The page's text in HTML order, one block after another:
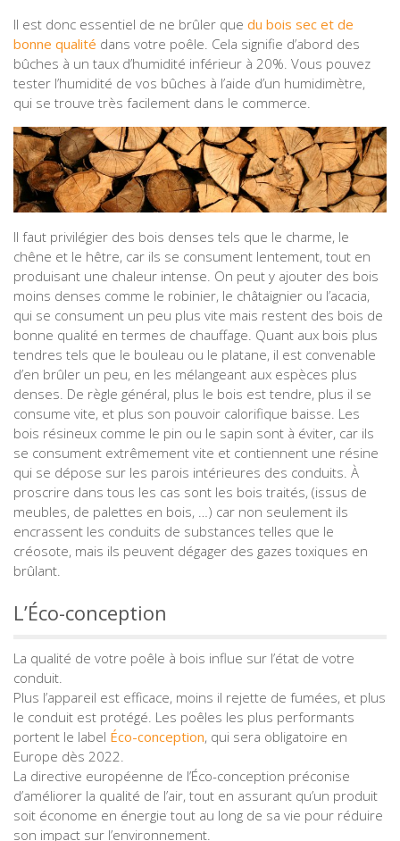
Il est donc essentiel de ne brûler que du bois sec et de
bonne qualité dans votre poêle. Cela signifie d’abord des
bûches à un taux d’humidité inférieur à 20%. Vous pouvez
tester l’humidité de vos bûches à l’aide d’un humidimètre,
qui se trouve très facilement dans le commerce.
Il faut privilégier des bois denses tels que le charme, le
chêne et le hêtre, car ils se consument lentement, tout en
produisant une chaleur intense. On peut y ajouter des bois
moins denses comme le robinier, le châtaignier ou l’acacia,
qui se consument un peu plus vite mais restent des bois de
bonne qualité en termes de chauffage. Quant aux bois plus
tendres tels que le bouleau ou le platane, il est convenable
d’en brûler un peu, en les mélangeant aux espèces plus
denses. De règle général, plus le bois est tendre, plus il se
consume vite, et plus son pouvoir calorifique baisse. Les
bois résineux comme le pin ou le sapin sont à éviter, car ils
se consument extrêmement vite et contiennent une résine
qui se dépose sur les parois intérieures des conduits. À
proscrire dans tous les cas sont les bois traités, (issus de
meubles, de palettes en bois, …) car non seulement ils
encrassent les conduits de substances telles que le
créosote, mais ils peuvent dégager des gazes toxiques en
brûlant.
L’Éco-conception
La qualité de votre poêle à bois influe sur l’état de votre
conduit.
Plus l’appareil est efficace, moins il rejette de fumées, et plus
le conduit est protégé. Les poêles les plus performants
portent le label Éco-conception, qui sera obligatoire en
Europe dès 2022.
La directive européenne de l’Éco-conception préconise
d’améliorer la qualité de l’air, tout en assurant qu’un produit
soit économe en énergie tout au long de sa vie pour réduire
son impact sur l’environnement.